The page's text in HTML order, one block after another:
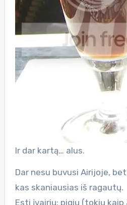
Ir dar kartą… alus.
Dar nesu buvusi Airijoje,
kas skaniausias iš ragautų.
Esti įvairių: pigių (tokių kaip